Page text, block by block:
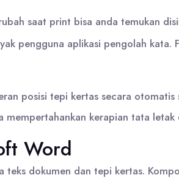
saat print bisa anda temukan
pengguna aplikasi pengolah kata.
posisi tepi kertas secara
kerapian tata letak
Word
dokumen dan tepi kertas.